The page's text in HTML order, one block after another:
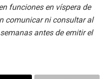
funciones en víspera de
comunicar ni consultar al
antes de emitir el